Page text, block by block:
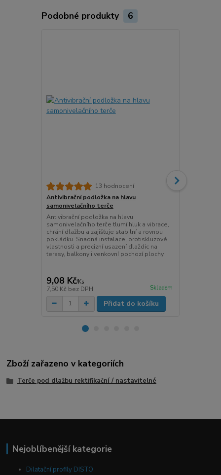
Podobné produkty 6
13 hodnocení
Antivibrační podložka na hlavu
samonivelačního terče
Antivibrační podložka na hlavu
samonivelačního terče tlumí hluk a vibrace,
chrání dlažbu a zajišťuje stabilní a rovnou
pokládku. Snadná instalace, protiskluzové
vlastnosti a precizní usazení dlaždic na
terasy, balkony i venkovní pochozí plochy.
9,08 Kč/Ks
7,50 Kč bez DPH Skladem
Přidat do košíku
Zboží zařazeno v kategoriích
Terče pod dlažbu rektifikační / nastavitelné
Nejoblíbenější kategorie
Dilatační profily DISTO